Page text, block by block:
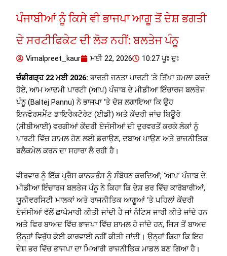
ਪੰਜਾਬੀਆਂ ਨੂੰ ਕਿਸੇ ਵੀ ਭਾਜਪਾ ਆਗੂ ਤੋਂ ਦੇਸ਼ ਭਗਤੀ
ਦੇ ਸਰਟੀਫਿਕੇਟ ਦੀ ਲੋੜ ਨਹੀਂ: ਬਲਤੇਜ ਪੰਨੂ
Vimalpreet_kaur ਮਈ 22, 2026 10:27 ਪੂਃ ਦੁਃ
ਚੰਡੀਗੜ੍ਹ 22 ਮਈ 2026: ਭਾਰਤੀ ਜਨਤਾ ਪਾਰਟੀ ‘ਤੇ ਤਿੱਖਾ ਹਮਲਾ ਕਰਦੇ
ਹੋਏ, ਆਮ ਆਦਮੀ ਪਾਰਟੀ (ਆਪ) ਪੰਜਾਬ ਦੇ ਮੀਡੀਆ ਇੰਚਾਰਜ ਬਲਤੇਜ
ਪੰਨੂ (Baltej Pannu) ਨੇ ਭਾਜਪਾ ‘ਤੇ ਦੋਸ਼ ਲਗਾਇਆ ਕਿ ਉਹ
ਇਨਫੋਰਸਮੈਂਟ ਡਾਇਰੈਕਟੋਰੇਟ (ਈਡੀ) ਅਤੇ ਕੇਂਦਰੀ ਜਾਂਚ ਬਿਊਰੋ
(ਸੀਬੀਆਈ) ਵਰਗੀਆਂ ਕੇਂਦਰੀ ਏਜੰਸੀਆਂ ਦੀ ਦੁਰਵਰਤੋਂ ਕਰਕੇ ਲੋਕਾਂ ਨੂੰ
ਪਾਰਟੀ ਵਿੱਚ ਸ਼ਾਮਲ ਹੋਣ ਲਈ ਡਰਾਉਣ, ਦਬਾਅ ਪਾਉਣ ਅਤੇ ਰਾਜਨੀਤਿਕ
ਬਲੈਕਮੇਲ ਕਰਨ ਦਾ ਸਹਾਰਾ ਲੈ ਰਹੀ ਹੈ।
ਵੀਰਵਾਰ ਨੂੰ ਇੱਕ ਪ੍ਰੈਸ ਕਾਨਫਰੰਸ ਨੂੰ ਸੰਬੋਧਨ ਕਰਦਿਆਂ, ‘ਆਪ’ ਪੰਜਾਬ ਦੇ
ਮੀਡੀਆ ਇੰਚਾਰਜ ਬਲਤੇਜ ਪੰਨੂ ਨੇ ਕਿਹਾ ਕਿ ਦੇਸ਼ ਭਰ ਵਿੱਚ ਕਾਰੋਬਾਰੀਆਂ,
ਯੂਨੀਵਰਸਿਟੀ ਮਾਲਕਾਂ ਅਤੇ ਰਾਜਨੀਤਿਕ ਆਗੂਆਂ ‘ਤੇ ਪਹਿਲਾਂ ਕੇਂਦਰੀ
ਏਜੰਸੀਆਂ ਵੱਲੋਂ ਛਾਪੇਮਾਰੀ ਕੀਤੀ ਜਾਂਦੀ ਹੈ ਜਾਂ ਨੋਟਿਸ ਜਾਰੀ ਕੀਤੇ ਜਾਂਦੇ ਹਨ
ਅਤੇ ਫਿਰ ਬਾਅਦ ਵਿੱਚ ਭਾਜਪਾ ਵਿੱਚ ਸ਼ਾਮਲ ਹੋ ਜਾਂਦੇ ਹਨ, ਜਿਸ ਤੋਂ ਬਾਅਦ
ਉਨ੍ਹਾਂ ਵਿਰੁੱਧ ਕੋਈ ਕਾਰਵਾਈ ਨਹੀਂ ਕੀਤੀ ਜਾਂਦੀ। ਉਨ੍ਹਾਂ ਕਿਹਾ ਕਿ ਇਹ
ਦੇਸ਼ ਭਰ ਵਿੱਚ ਭਾਜਪਾ ਦਾ ਮਿਆਰੀ ਰਾਜਨੀਤਿਕ ਮਾਡਲ ਬਣ ਗਿਆ ਹੈ।